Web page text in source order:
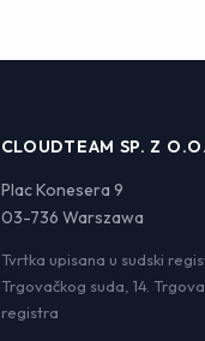
CLOUDTEAM SP. Z O.O.
Plac Konesera 9
03-736 Warszawa
Tvrtka upisana u sudski
Trgovačkog suda, 14.
registra